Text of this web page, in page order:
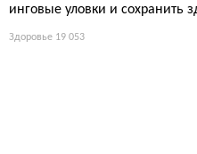
инговые уловки и сохранить
Здоровье 19 053